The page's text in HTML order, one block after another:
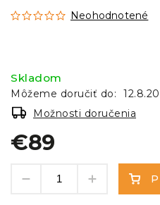
Neohodnotené
€89
Skladom
Môžeme doručiť do:
Možnosti doručenia